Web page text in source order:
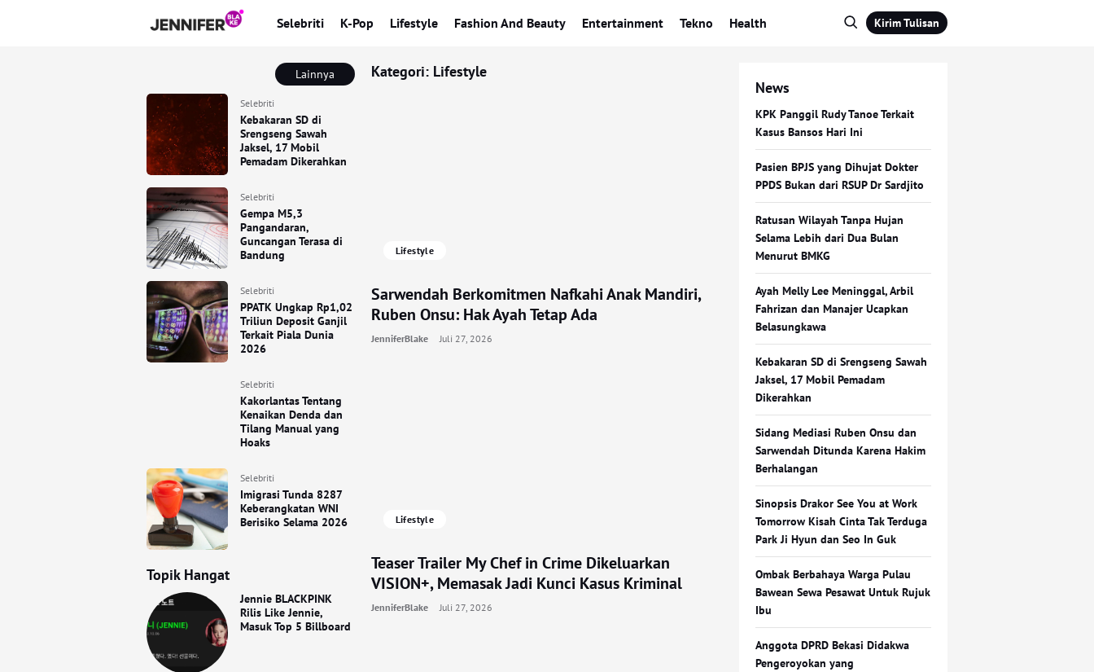
Selebriti K-Pop Lifestyle Fashion And Beauty Entertainment Tekno Health Kirim Tulisan
Lainnya
Selebriti
Kebakaran SD di
Srengseng Sawah
Jaksel, 17 Mobil
Pemadam Dikerahkan
Selebriti
Gempa M5,3
Pangandaran,
Guncangan Terasa di
Bandung
Selebriti
PPATK Ungkap Rp1,02
Triliun Deposit Ganjil
Terkait Piala Dunia
2026
Selebriti
Kakorlantas Tentang
Kenaikan Denda dan
Tilang Manual yang
Hoaks
Selebriti
Imigrasi Tunda 8287
Keberangkatan WNI
Berisiko Selama 2026
Topik Hangat
Jennie BLACKPINK
Rilis Like Jennie,
Masuk Top 5 Billboard
Kategori: Lifestyle
Lifestyle
Sarwendah Berkomitmen Nafkahi Anak Mandiri,
Ruben Onsu: Hak Ayah Tetap Ada
JenniferBlake Juli 27, 2026
Lifestyle
Teaser Trailer My Chef in Crime Dikeluarkan
VISION+, Memasak Jadi Kunci Kasus Kriminal
JenniferBlake Juli 27, 2026
News
KPK Panggil Rudy Tanoe Terkait
Kasus Bansos Hari Ini
Pasien BPJS yang Dihujat Dokter
PPDS Bukan dari RSUP Dr Sardjito
Ratusan Wilayah Tanpa Hujan
Selama Lebih dari Dua Bulan
Menurut BMKG
Ayah Melly Lee Meninggal, Arbil
Fahrizan dan Manajer Ucapkan
Belasungkawa
Kebakaran SD di Srengseng Sawah
Jaksel, 17 Mobil Pemadam
Dikerahkan
Sidang Mediasi Ruben Onsu dan
Sarwendah Ditunda Karena Hakim
Berhalangan
Sinopsis Drakor See You at Work
Tomorrow Kisah Cinta Tak Terduga
Park Ji Hyun dan Seo In Guk
Ombak Berbahaya Warga Pulau
Bawean Sewa Pesawat Untuk Rujuk
Ibu
Anggota DPRD Bekasi Didakwa
Pengeroyokan yang